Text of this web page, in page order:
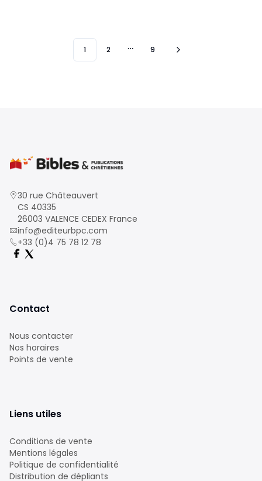
1 2 More pages
9
30 rue Châteauvert
CS 40335
26003 VALENCE CEDEX France
info@editeurbpc.com
+33 (0)4 75 78 12 78
Contact
Nous contacter
Nos horaires
Points de vente
Liens utiles
Conditions de vente
Mentions légales
Politique de confidentialité
Distribution de dépliants